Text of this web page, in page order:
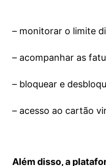
– monitorar o limite
– acompanhar as
– bloquear e
– acesso ao cartão
Além disso, a